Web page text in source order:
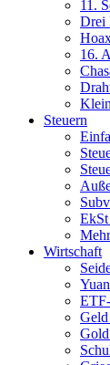
11.
Drei
16.
Steuern
Wirtschaft
Yuan